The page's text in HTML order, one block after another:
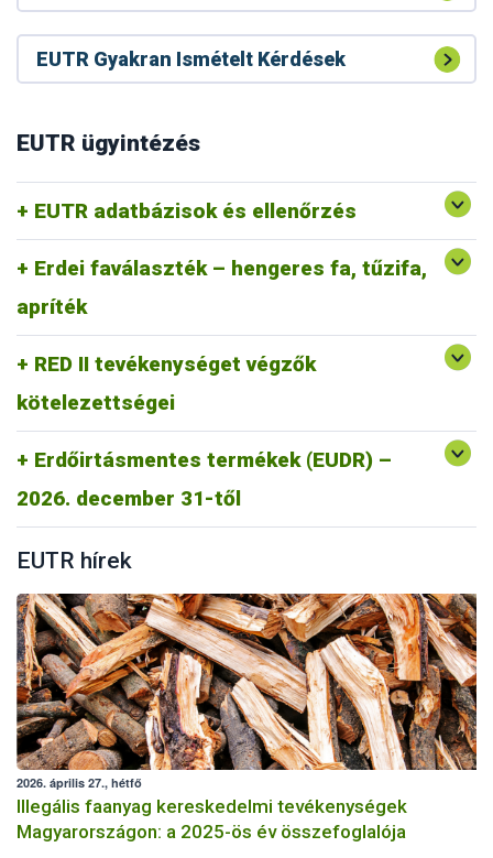
EUTR Gyakran Ismételt Kérdések
EUTR ügyintézés
EUTR adatbázisok és ellenőrzés
Erdei faválaszték – hengeres fa, tűzifa,
apríték
RED II tevékenységet végzők
kötelezettségei
célú felhasználása
Módosult a RED II készletek bejelentési felülete
RED II GYIK
Gyakran Ismételt kérdések RED II
Erdőirtásmentes termékek (EUDR) –
2026. december 31-től
https://portal.nebih.gov.hu/eudr
EUTR hírek
2026. április 27., hétfő
Illegális faanyag kereskedelmi tevékenységek
Magyarországon: a 2025-ös év összefoglalója